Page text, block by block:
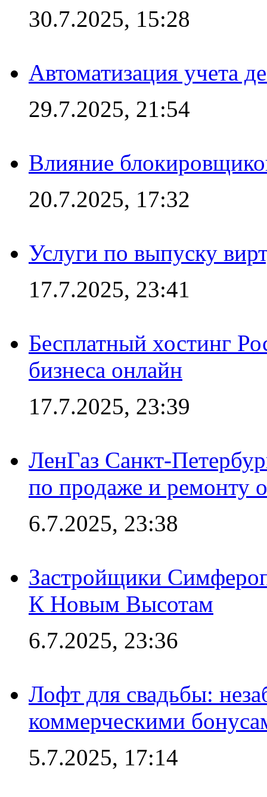
30.7.2025, 15:28
Автоматизация учета
29.7.2025, 21:54
Влияние
20.7.2025, 17:32
Услуги по выпуску
17.7.2025, 23:41
Бесплатный хостинг
бизнеса онлайн
17.7.2025, 23:39
ЛенГаз Санкт-
по продаже и ремонту
6.7.2025, 23:38
Застройщики
К Новым Высотам
6.7.2025, 23:36
Лофт для свадьбы:
коммерческими
5.7.2025, 17:14